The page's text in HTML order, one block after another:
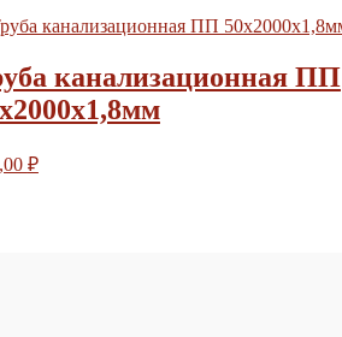
канализационная ПП
₽